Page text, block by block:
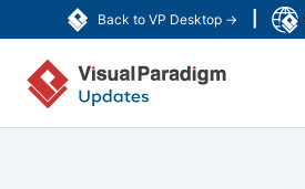
Back to VP Desktop →
tới
dung